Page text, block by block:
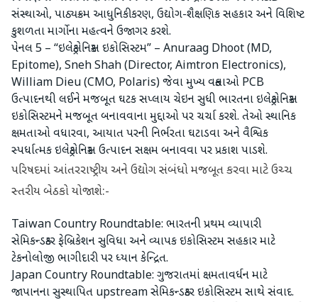
સંસ્થાઓ, પાઠ્યક્રમ આધુનિકીકરણ, ઉદ્યોગ-શૈક્ષણિક સહકાર અને વિશિષ્ટ
કુશળતા માર્ગોના મહત્વને ઉજાગર કરશે.
પેનલ 5 – “ઇલેક્ટ્રોનિક્સ ઇકોસિસ્ટમ” – Anuraag Dhoot (MD,
Epitome), Sneh Shah (Director, Aimtron Electronics),
William Dieu (CMO, Polaris) જેવા મુખ્ય વક્તાઓ PCB
ઉત્પાદનથી લઈને મજબૂત ઘટક સપ્લાય ચેઇન સુધી ભારતના ઇલેક્ટ્રોનિક્સ
ઇકોસિસ્ટમને મજબૂત બનાવવાના મુદ્દાઓ પર ચર્ચા કરશે. તેઓ સ્થાનિક
ક્ષમતાઓ વધારવા, આયાત પરની નિર્ભરતા ઘટાડવા અને વૈશ્વિક
સ્પર્ધાત્મક ઇલેક્ટ્રોનિક્સ ઉત્પાદન સક્ષમ બનાવવા પર પ્રકાશ પાડશે.
પરિષદમાં આંતરરાષ્ટ્રીય અને ઉદ્યોગ સંબંધો મજબૂત કરવા માટે ઉચ્ચ
સ્તરીય બેઠકો યોજાશે:-
Taiwan Country Roundtable: ભારતની પ્રથમ વ્યાપારી
સેમિકન્ડક્ટર ફેબ્રિકેશન સુવિધા અને વ્યાપક ઇકોસિસ્ટમ સહકાર માટે
ટેકનોલોજી ભાગીદારી પર ધ્યાન કેન્દ્રિત.
Japan Country Roundtable: ગુજરાતમાં ક્ષમતાવર્ધન માટે
જાપાનના સુસ્થાપિત upstream સેમિકન્ડક્ટર ઇકોસિસ્ટમ સાથે સંવાદ.